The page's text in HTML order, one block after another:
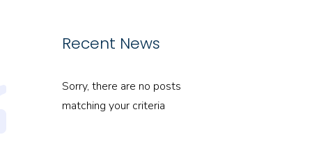
Recent News
Sorry, there are no posts
matching your criteria